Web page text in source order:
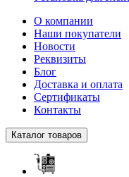
О компании
Наши покупатели
Новости
Реквизиты
Блог
Доставка и оплата
Сертификаты
Контакты
Каталог товаров